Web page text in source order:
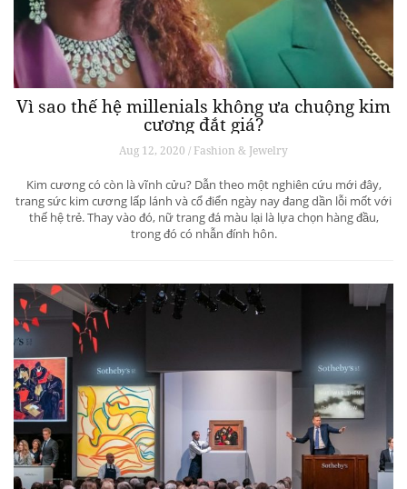
Vì sao thế hệ millenials không ưa chuộng kim
cương đắt giá?
Aug 12, 2020 / Fashion & Jewelry
Kim cương có còn là vĩnh cửu? Dẫn theo một nghiên cứu mới đây,
trang sức kim cương lấp lánh và cổ điển ngày nay đang dần lỗi mốt với
thế hệ trẻ. Thay vào đó, nữ trang đá màu lại là lựa chọn hàng đầu,
trong đó có nhẫn đính hôn.